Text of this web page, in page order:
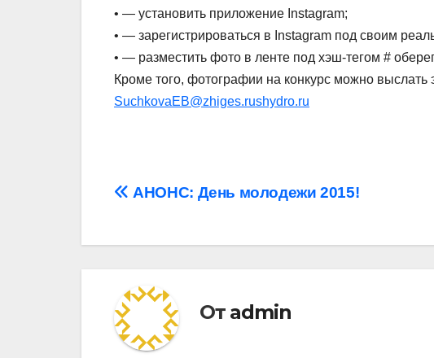
• — установить приложение Instagram;
• — зарегистрироваться в Instagram под своим
• — разместить фото в ленте под хэш-тегом #
Кроме того, фотографии на конкурс можно выслать
SuchkovaEB@zhiges.rushydro.ru
Навигация
АНОНС: День молодежи 2015!
От admin